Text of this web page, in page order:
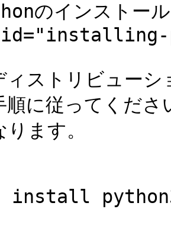
のインスト
ィストリビュー
順に従ってくだ
ます。
install